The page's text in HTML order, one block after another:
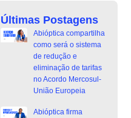
Últimas Postagens
Abióptica compartilha
como será o sistema
de redução e
eliminação de tarifas
no Acordo Mercosul-
União Europeia
Abióptica firma